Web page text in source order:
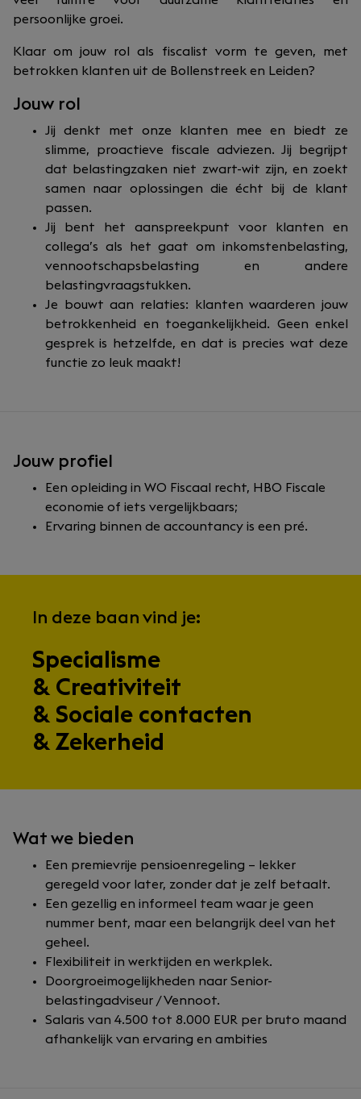
persoonlijke groei.
Klaar om jouw rol als fiscalist vorm te geven, met
betrokken klanten uit de Bollenstreek en Leiden?
Jouw rol
Jij denkt met onze klanten mee en biedt ze
slimme, proactieve fiscale adviezen. Jij begrijpt
dat belastingzaken niet zwart-wit zijn, en zoekt
samen naar oplossingen die écht bij de klant
passen.
Jij bent het aanspreekpunt voor klanten en
collega’s als het gaat om inkomstenbelasting,
vennootschapsbelasting en andere
belastingvraagstukken.
Je bouwt aan relaties: klanten waarderen jouw
betrokkenheid en toegankelijkheid. Geen enkel
gesprek is hetzelfde, en dat is precies wat deze
functie zo leuk maakt!
Jouw profiel
Een opleiding in WO Fiscaal recht, HBO Fiscale
economie of iets vergelijkbaars;
Ervaring binnen de accountancy is een pré.
In deze baan vind je:
Specialisme
& Creativiteit
& Sociale contacten
& Zekerheid
Wat we bieden
Een premievrije pensioenregeling – lekker
geregeld voor later, zonder dat je zelf betaalt.
Een gezellig en informeel team waar je geen
nummer bent, maar een belangrijk deel van het
geheel.
Flexibiliteit in werktijden en werkplek.
Doorgroeimogelijkheden naar Senior-
belastingadviseur / Vennoot.
Salaris van 4.500 tot 8.000 EUR per bruto maand
afhankelijk van ervaring en ambities